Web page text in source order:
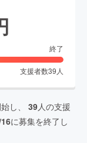
終了
支援者数39人
し、 39人の支援
に募集を終了し